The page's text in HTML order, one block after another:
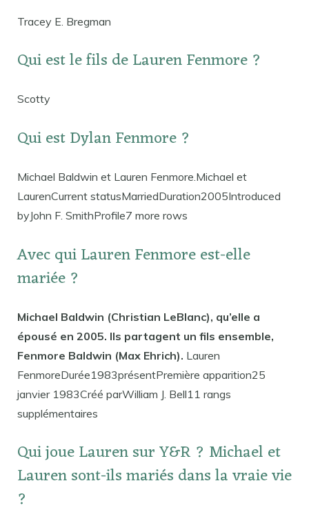
Tracey E. Bregman
Qui est le fils de Lauren Fenmore ?
Scotty
Qui est Dylan Fenmore ?
Michael Baldwin et Lauren Fenmore.Michael et
LaurenCurrent statusMarriedDuration2005Introduced
byJohn F. SmithProfile7 more rows
Avec qui Lauren Fenmore est-elle
mariée ?
Michael Baldwin (Christian LeBlanc), qu’elle a
épousé en 2005. Ils partagent un fils ensemble,
Fenmore Baldwin (Max Ehrich). Lauren
FenmoreDurée1983présentPremière apparition25
janvier 1983Créé parWilliam J. Bell11 rangs
supplémentaires
Qui joue Lauren sur Y&R ? Michael et
Lauren sont-ils mariés dans la vraie vie
?